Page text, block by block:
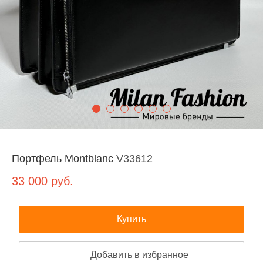
Портфель Montblanc V33612
33 000 руб.
Купить
Добавить в избранное